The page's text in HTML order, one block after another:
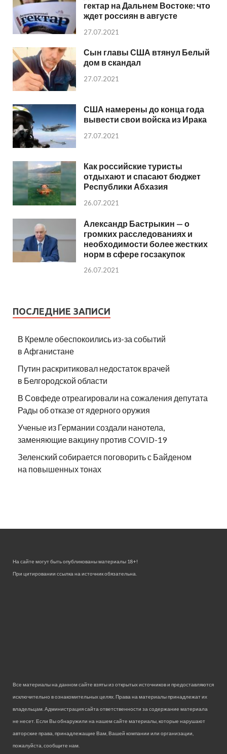
гектар на Дальнем Востоке: что
ждет россиян в августе
27.07.2021
Сын главы США втянул Белый
дом в скандал
27.07.2021
США намерены до конца года
вывести свои войска из Ирака
27.07.2021
Как российские туристы
отдыхают и спасают бюджет
Республики Абхазия
26.07.2021
Александр Бастрыкин — о
громких расследованиях и
необходимости более жестких
норм в сфере госзакупок
26.07.2021
ПОСЛЕДНИЕ ЗАПИСИ
В Кремле обеспокоились из-за событий
в Афганистане
Путин раскритиковал недостаток врачей
в Белгородской области
В Совфеде отреагировали на сожаления депутата
Рады об отказе от ядерного оружия
Ученые из Германии создали нанотела,
заменяющие вакцину против COVID-19
Зеленский собирается поговорить с Байденом
на повышенных тонах
На сайте могут быть опубликованы материалы 18+!
При цитировании ссылка на источник обязательна.
Все материалы на данном сайте взяты из открытых источников и предоставляются
исключительно в ознакомительных целях. Права на материалы принадлежат их
владельцам. Администрация сайта ответственности за содержание материала
не несет. Если Вы обнаружили на нашем сайте материалы, которые нарушают
авторские права, принадлежащие Вам, Вашей компании или организации,
пожалуйста, сообщите нам.